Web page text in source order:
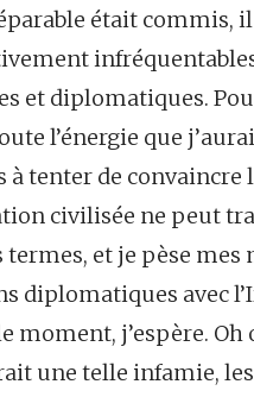
était commis,
et diplomatiques.
l’énergie que
à tenter de convaincre
civilisée ne peut
termes, et je pèse
diplomatiques avec
moment, j’espère.
une telle infamie,